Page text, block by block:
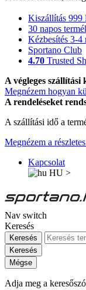
Kiszállítás 999
30 napos
Kézbesítés 3-4
Sportano Club
4.70 Trusted
A végleges
Megnézem hogyan
A rendeléseket
A szállítási idő a
Megnézem a
Kapcsolat
HU >
Nav switch
Keresés
Keresés
Keresés
Mégse
Adja meg a